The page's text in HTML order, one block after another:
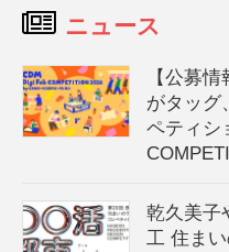
ニュース
【公募
がタッグ
ペティシ
乾久美子
工 住ま